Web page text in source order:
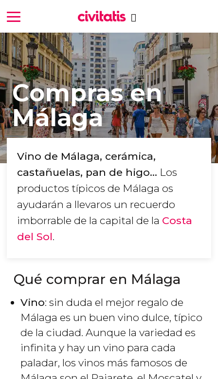
Compras en
Málaga
Vino de Málaga, cerámica,
castañuelas, pan de higo… Los
productos típicos de Málaga os
ayudarán a llevaros un recuerdo
imborrable de la capital de la Costa
del Sol.
Qué comprar en Málaga
Vino: sin duda el mejor regalo de
Málaga es un buen vino dulce, típico
de la ciudad. Aunque la variedad es
infinita y hay un vino para cada
paladar, los vinos más famosos de